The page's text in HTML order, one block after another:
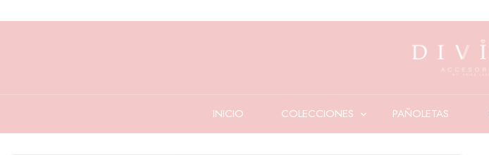
INICIO COLECCIONES PAÑOLETAS